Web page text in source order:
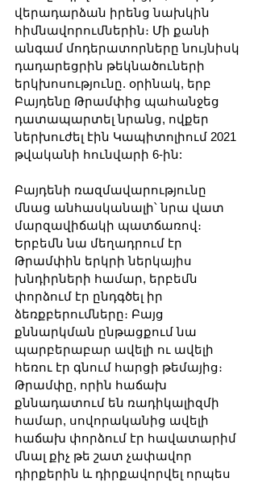
վերադարձան իրենց նախկին
հիմնավորումներին։ Մի քանի
անգամ մոդերատորները նույնիսկ
դադարեցրին թեկնածուների
երկխոսությունը. օրինակ, երբ
Բայդենը Թրամփից պահանջեց
դատապարտել նրանց, ովքեր
ներխուժել էին Կապիտոլիում 2021
թվականի հունվարի 6-ին:
Բայդենի ռազմավարությունը
մնաց անհասկանալի՝ նրա վատ
մարզավիճակի պատճառով։
Երբեմն նա մեղադրում էր
Թրամփին երկրի ներկայիս
խնդիրների համար, երբեմն
փորձում էր ընդգծել իր
ձեռքբերումները։ Բայց
քննարկման ընթացքում նա
պարբերաբար ավելի ու ավելի
հեռու էր գնում հարցի թեմայից։
Թրամփը, որին հաճախ
քննադատում են ռադիկալիզմի
համար, սովորականից ավելի
հաճախ փորձում էր հավատարիմ
մնալ քիչ թե շատ չափավոր
դիրքերին և դիրքավորվել որպես